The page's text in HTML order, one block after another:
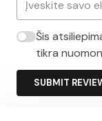
Šis
tikra
SUBMIT